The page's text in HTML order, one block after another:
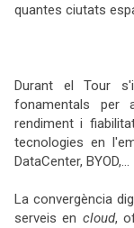
quantes ciutats
Durant el Tour
fonamentals per
rendiment i
tecnologies en
DataCenter, BYOD,...
La convergència
serveis en cloud,